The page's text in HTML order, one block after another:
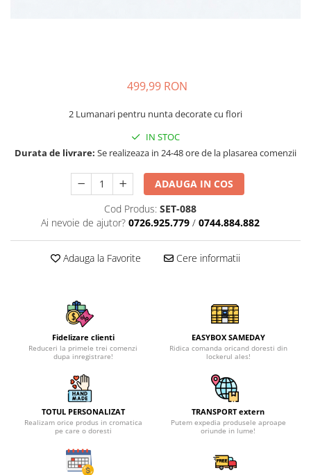
499,99 RON
2 Lumanari pentru nunta decorate cu flori
IN STOC
Durata de livrare: Se realizeaza in 24-48 ore de la plasarea comenzii
ADAUGA IN COS
Cod Produs: SET-088
Ai nevoie de ajutor? 0726.925.779 / 0744.884.882
Adauga la Favorite Cere informatii
Fidelizare clienti
Reduceri la primele trei comenzi
dupa inregistrare!
EASYBOX SAMEDAY
Ridica comanda oricand doresti din
lockerul ales!
TOTUL PERSONALIZAT
Realizam orice produs in cromatica
pe care o doresti
TRANSPORT extern
Putem expedia produsele aproape
oriunde in lume!